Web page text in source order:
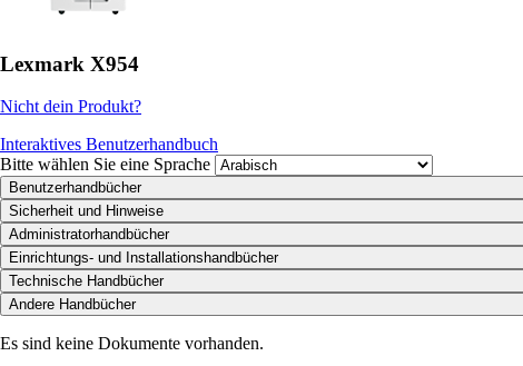
Lexmark X954
Nicht dein Produkt?
Interaktives Benutzerhandbuch
Bitte wählen Sie eine Sprache
Benutzerhandbücher
Sicherheit und Hinweise
Administratorhandbücher
Einrichtungs- und Installationshandbücher
Technische Handbücher
Andere Handbücher
Es sind keine Dokumente vorhanden.